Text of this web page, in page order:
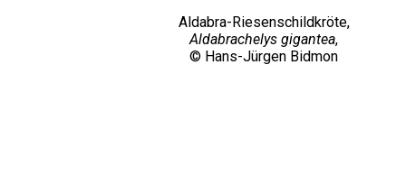
Aldabra-Riesenschildkröte,
Aldabrachelys gigantea,
© Hans-Jürgen Bidmon